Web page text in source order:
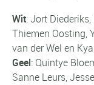
Wit: Jort
Thiemen Oosting,
van der Wel en
Geel: Quintye
Sanne Leurs,